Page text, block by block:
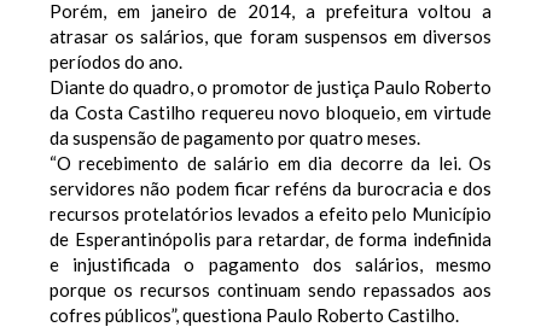
Porém, em janeiro de 2014, a prefeitura voltou a
atrasar os salários, que foram suspensos em diversos
períodos do ano.
Diante do quadro, o promotor de justiça Paulo Roberto
da Costa Castilho requereu novo bloqueio, em virtude
da suspensão de pagamento por quatro meses.
“O recebimento de salário em dia decorre da lei. Os
servidores não podem ficar reféns da burocracia e dos
recursos protelatórios levados a efeito pelo Município
de Esperantinópolis para retardar, de forma indefinida
e injustificada o pagamento dos salários, mesmo
porque os recursos continuam sendo repassados aos
cofres públicos”, questiona Paulo Roberto Castilho.